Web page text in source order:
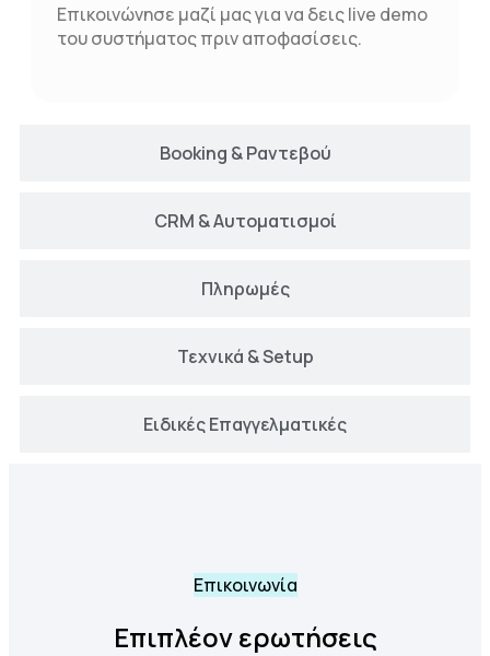
Booking & Ραντεβού
CRM & Αυτοματισμοί
Πληρωμές
Τεχνικά & Setup
Ειδικές Επαγγελματικές
Επικοινώνησε μαζί μας για να δεις live demo
του συστήματος πριν αποφασίσεις.
Επικοινωνία
Επιπλέον ερωτήσεις